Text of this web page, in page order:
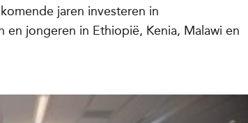
jaren investeren in
en jongeren in Ethiopië, Kenia, Malawi en